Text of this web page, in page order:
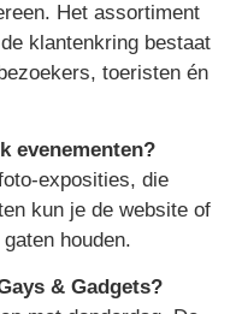
Het assortiment
klantenkring bestaat
toeristen én
evenementen?
exposities, die
kun je de website of
houden.
& Gadgets?